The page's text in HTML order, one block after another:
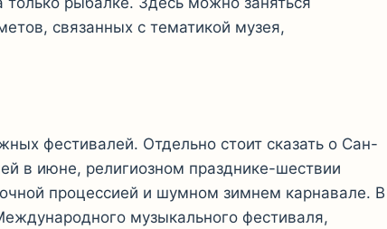
связанных с тематикой музея,
фестивалей. Отдельно стоит сказать о Сан-
в июне, религиозном празднике-шествии
процессией и шумном зимнем карнавале. В
музыкального фестиваля,